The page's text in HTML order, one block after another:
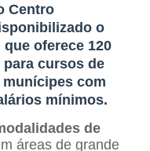
Centro
o
que oferece 120
para cursos de
com
mínimos.
de
áreas de grande